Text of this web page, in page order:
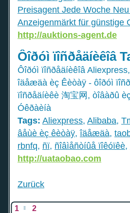
Preisagent Jede Woche
Anzeigenmärkt für günstige
http://auktions-agent.de
Ôîðóì ïîñðåäíèêîâ
Ôîðóì ïîñðåäíèêîâ
îäåæäà èç Êèòàÿ - ôîðóì
ïîñðåäíèêè 淘宝网, òîâàðû
Óêðàèíà
Tags: Aliexpress, Alibaba,
âåùè èç êèòàÿ,îäåæäà,
rbnfq, ñï, ñîâìåñòíûå ïîêóïêè,
http://uataobao.com
Zurück
1 2